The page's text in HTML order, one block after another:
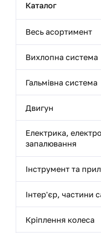
Каталог
Весь асортимент
Вихлопна система
Гальмівна система
Двигун
Електрика,
запалювання
Інструмент та
Інтер'єр, частини
Кріплення колеса